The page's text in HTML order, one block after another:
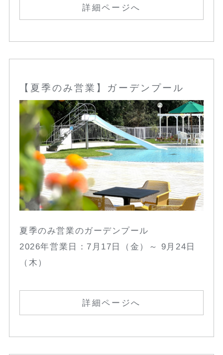
詳細ページへ
【夏季のみ営業】ガーデンプール
夏季のみ営業のガーデンプール
2026年営業日：7月17日（金）～ 9月24日
（木）
詳細ページへ